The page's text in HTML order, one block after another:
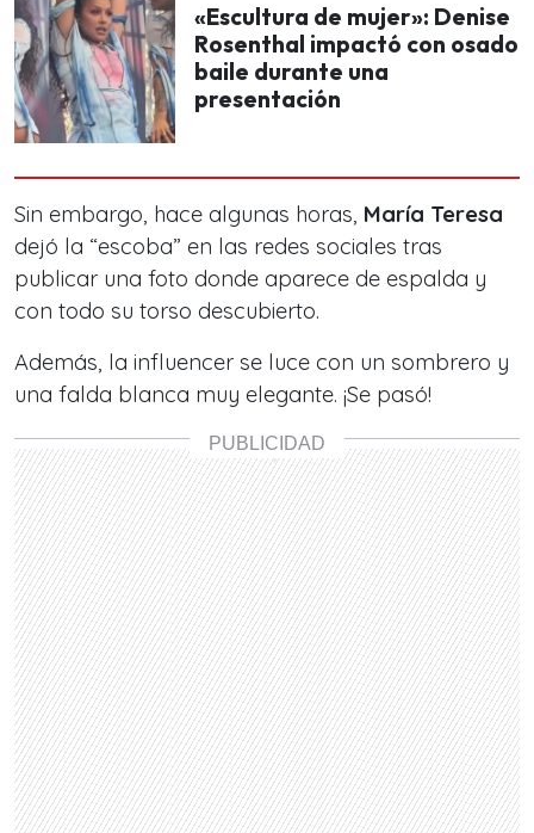
«Escultura de mujer»: Denise
Rosenthal impactó con osado
baile durante una
presentación
Sin embargo, hace algunas horas, María Teresa
dejó la “escoba” en las redes sociales tras
publicar una foto donde aparece de espalda y
con todo su torso descubierto.
Además, la influencer se luce con un sombrero y
una falda blanca muy elegante. ¡Se pasó!